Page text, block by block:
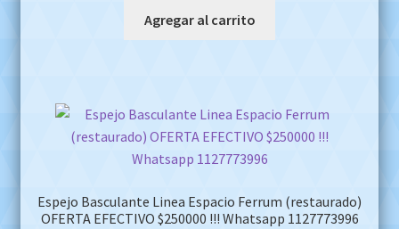
Agregar al carrito
Espejo Basculante Linea Espacio Ferrum (restaurado)
OFERTA EFECTIVO $250000 !!! Whatsapp 1127773996